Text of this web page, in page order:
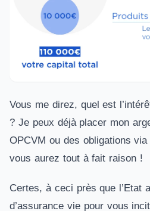
Vous me direz, quel est
? Je peux déjà placer mon
OPCVM ou des obligations
vous aurez tout à fait raison !
Certes, à ceci près que l’Etat
d’assurance vie pour vous